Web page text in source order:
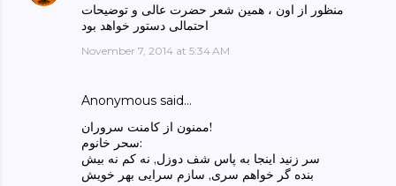
منظور از اون ، همین شعر حضرت عالی و توضیحات
احتمالی دستور خواهد بود
November 7, 2014 at 5:34 AM
Anonymous said…
ممنون از کامنت سروران!
سحر خانوم:
سر زنید اینجا به پاس شف دوزل, نه کم نه بیش
بنده گر خواهم سری, سازم سرایی بهر خویش